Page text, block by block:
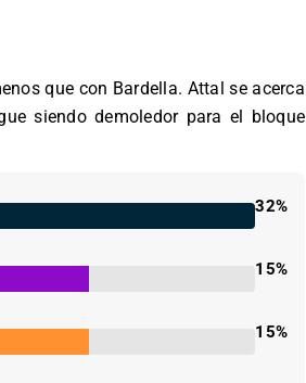
que con Bardella. Attal se acerca
siendo demoledor para el bloque
32%
15%
15%